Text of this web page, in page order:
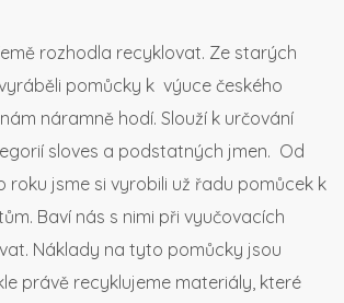
rozhodla recyklovat. Ze starých
pomůcky k výuce českého
náramně hodí. Slouží k určování
sloves a podstatných jmen. Od
roku jsme si vyrobili už řadu pomůcek k
Baví nás s nimi při vyučovacích
Náklady na tyto pomůcky jsou
právě recyklujeme materiály, které